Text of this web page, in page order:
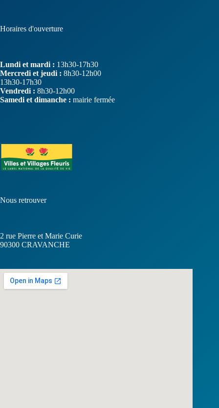
Horaires d'ouverture
Lundi et mardi : 13h30-17h30
Mercredi et jeudi : 8h30-12h00
13h30-17h30
Vendredi : 8h30-12h00
Samedi et dimanche : mairie fermée
Nous retrouver
2 rue Pierre et Marie Curie
90300 CRAVANCHE